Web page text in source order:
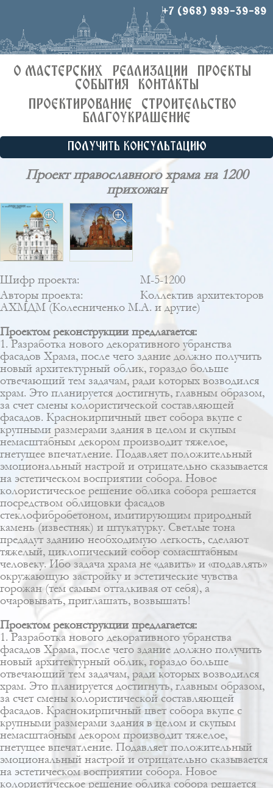
+7 (968) 989-39-89
О МАСТЕРСКИХ РЕАЛИЗАЦИИ
ПРОЕКТЫ
СОБЫТИЯ
КОНТАКТЫ
ПРОЕКТИРОВАНИЕ
СТРОИТЕЛЬСТВО
БЛАГОУКРАШЕНИЕ
ПОЛУЧИТЬ КОНСУЛЬТАЦИЮ
Проект православного храма на 1200
прихожан
Шифр проекта:
М-5-1200
Авторы проекта:
Коллектив архитекторов
АХМДМ (Колесниченко М.А. и другие)
Проектом реконструкции предлагается:
1. Разработка нового декоративного убранства
фасадов Храма, после чего здание должно получить
новый архитектурный облик, гораздо больше
отвечающий тем задачам, ради которых возводился
храм. Это планируется достигнуть, главным образом,
за счет смены колористической составляющей
фасадов. Краснокирпичный цвет собора вкупе с
крупными размерами здания в целом и скупым
немасштабным декором производит тяжелое,
гнетущее впечатление. Подавляет положительный
эмоциональный настрой и отрицательно сказывается
на эстетическом восприятии собора. Новое
колористическое решение облика собора решается
посредством облицовки фасадов
стеклофибробетоном, имитирующим природный
камень (известняк) и штукатурку. Светлые тона
предадут зданию необходимую легкость, сделают
тяжелый, циклопический собор сомасштабным
человеку. Ибо задача храма не «давить» и «подавлять»
окружающую застройку и эстетические чувства
горожан (тем самым отталкивая от себя), а
очаровывать, приглашать, возвышать!
Проектом реконструкции предлагается:
1. Разработка нового декоративного убранства
фасадов Храма, после чего здание должно получить
новый архитектурный облик, гораздо больше
отвечающий тем задачам, ради которых возводился
храм. Это планируется достигнуть, главным образом,
за счет смены колористической составляющей
фасадов. Краснокирпичный цвет собора вкупе с
крупными размерами здания в целом и скупым
немасштабным декором производит тяжелое,
гнетущее впечатление. Подавляет положительный
эмоциональный настрой и отрицательно сказывается
на эстетическом восприятии собора. Новое
колористическое решение облика собора решается